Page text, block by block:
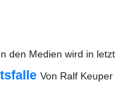
den Medi­en wird in
Von Ralf